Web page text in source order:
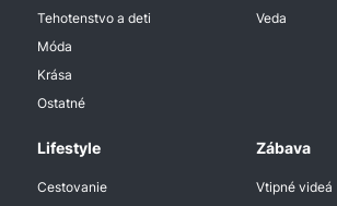
Tehotenstvo a deti
Móda
Krása
Ostatné
Veda
Lifestyle
Cestovanie
Zábava
Vtipné videá